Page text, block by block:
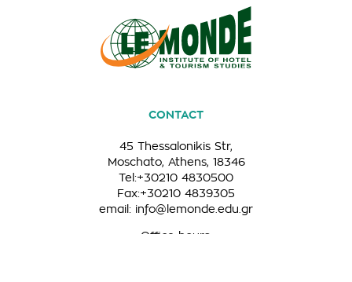
CONTACT
45 Thessalonikis Str,
Moschato, Athens, 18346
Tel:+30210 4830500
Fax:+30210 4839305
email: info@lemonde.edu.gr
Office hours: